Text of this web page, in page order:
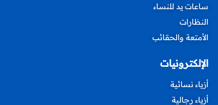
ساعات يد للنساء
النظارات
الأمتعة والحقائب
الإلكترونيات
أزياء نسائية
أزياء رجالية